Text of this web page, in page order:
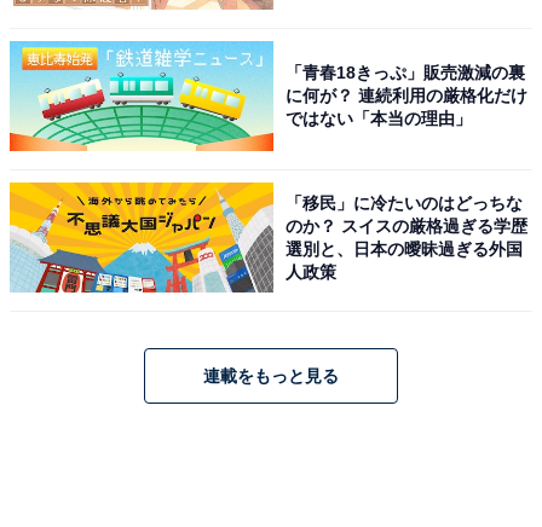
「青春18きっぷ」販売激減の裏
に何が？ 連続利用の厳格化だけ
ではない「本当の理由」
「移民」に冷たいのはどっちな
のか？ スイスの厳格過ぎる学歴
選別と、日本の曖昧過ぎる外国
人政策
連載をもっと見る